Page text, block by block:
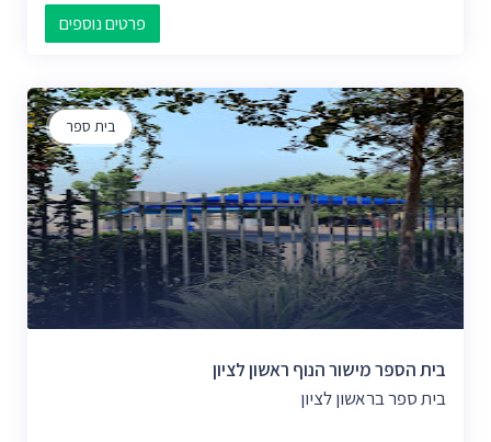
פרטים נוספים
בית ספר
בית הספר מישור הנוף ראשון לציון
בית ספר בראשון לציון